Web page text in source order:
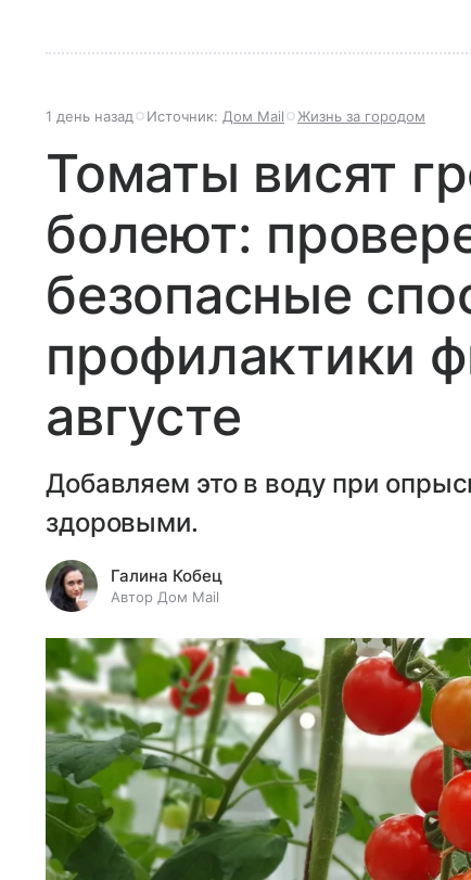
1 день назад Источник: Дом Mail Жизнь за городом
Томаты висят
болеют:
безопасные
профилактики
августе
Добавляем это в воду при
здоровыми.
Галина Кобец
Автор Дом Mail